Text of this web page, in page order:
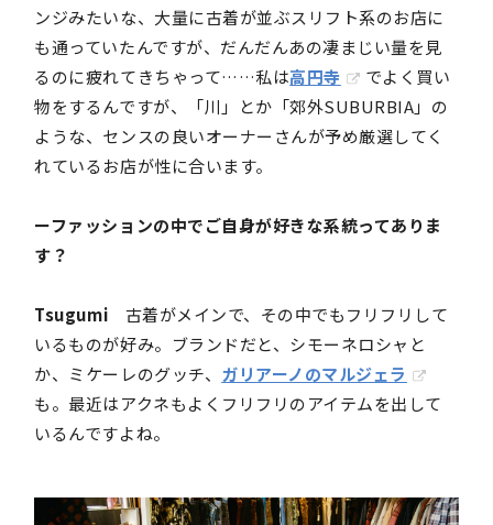
ンジみたいな、大量に古着が並ぶスリフト系のお店に
も通っていたんですが、だんだんあの凄まじい量を見
るのに疲れてきちゃって……私は高円寺
でよく買い
物をするんですが、「川」とか「郊外SUBURBIA」の
ような、センスの良いオーナーさんが予め厳選してく
れているお店が性に合います。
ーファッションの中でご自身が好きな系統ってありま
す？
Tsugumi 古着がメインで、その中でもフリフリして
いるものが好み。ブランドだと、シモーネロシャと
か、ミケーレのグッチ、 ガリアーノのマルジェラ
も。最近はアクネもよくフリフリのアイテムを出して
いるんですよね。